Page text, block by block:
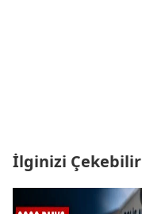
İlginizi Çekebilir